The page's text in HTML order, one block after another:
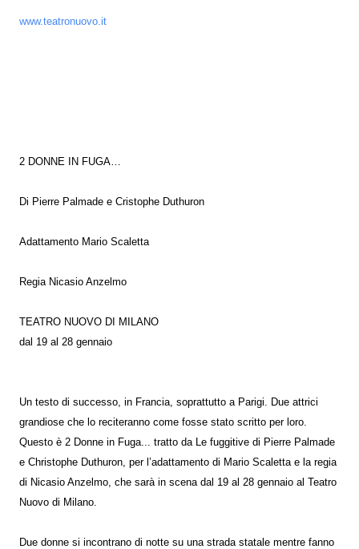
www.teatronuovo.it
2 DONNE IN FUGA…
Di Pierre Palmade e Cristophe Duthuron
Adattamento Mario Scaletta
Regia Nicasio Anzelmo
TEATRO NUOVO DI MILANO
dal 19 al 28 gennaio
Un testo di successo, in Francia, soprattutto a Parigi. Due attrici
grandiose che lo reciteranno come fosse stato scritto per loro.
Questo è 2 Donne in Fuga... tratto da Le fuggitive di Pierre Palmade
e Christophe Duthuron, per l’adattamento di Mario Scaletta e la regia
di Nicasio Anzelmo, che sarà in scena dal 19 al 28 gennaio al Teatro
Nuovo di Milano.
Due donne si incontrano di notte su una strada statale mentre fanno